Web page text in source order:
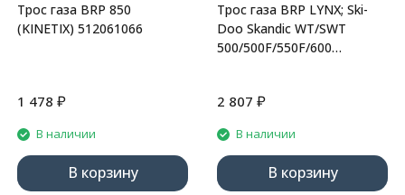
Трос газа BRP 850
(KINETIX) 512061066
1 478 ₽
В наличии
В корзину
Трос газа BRP LYNX; Ski-
Doo Skandic WT/SWT
500/500F/550F/600
2 807 ₽
В наличии
В корзину